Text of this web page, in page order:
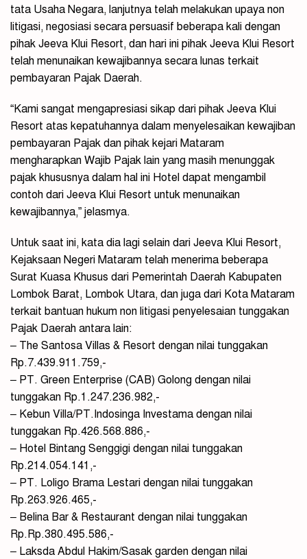
tata Usaha Negara, lanjutnya telah melakukan upaya non
litigasi, negosiasi secara persuasif beberapa kali dengan
pihak Jeeva Klui Resort, dan hari ini pihak Jeeva Klui Resort
telah menunaikan kewajibannya secara lunas terkait
pembayaran Pajak Daerah.
“Kami sangat mengapresiasi sikap dari pihak Jeeva Klui
Resort atas kepatuhannya dalam menyelesaikan kewajiban
pembayaran Pajak dan pihak kejari Mataram
mengharapkan Wajib Pajak lain yang masih menunggak
pajak khususnya dalam hal ini Hotel dapat mengambil
contoh dari Jeeva Klui Resort untuk menunaikan
kewajibannya,” jelasmya.
Untuk saat ini, kata dia lagi selain dari Jeeva Klui Resort,
Kejaksaan Negeri Mataram telah menerima beberapa
Surat Kuasa Khusus dari Pemerintah Daerah Kabupaten
Lombok Barat, Lombok Utara, dan juga dari Kota Mataram
terkait bantuan hukum non litigasi penyelesaian tunggakan
Pajak Daerah antara lain:
– The Santosa Villas & Resort dengan nilai tunggakan
Rp.7.439.911.759,-
– PT. Green Enterprise (CAB) Golong dengan nilai
tunggakan Rp.1.247.236.982,-
– Kebun Villa/PT.Indosinga Investama dengan nilai
tunggakan Rp.426.568.886,-
– Hotel Bintang Senggigi dengan nilai tunggakan
Rp.214.054.141,-
– PT. Loligo Brama Lestari dengan nilai tunggakan
Rp.263.926.465,-
– Belina Bar & Restaurant dengan nilai tunggakan
Rp.Rp.380.495.586,-
– Laksda Abdul Hakim/Sasak garden dengan nilai